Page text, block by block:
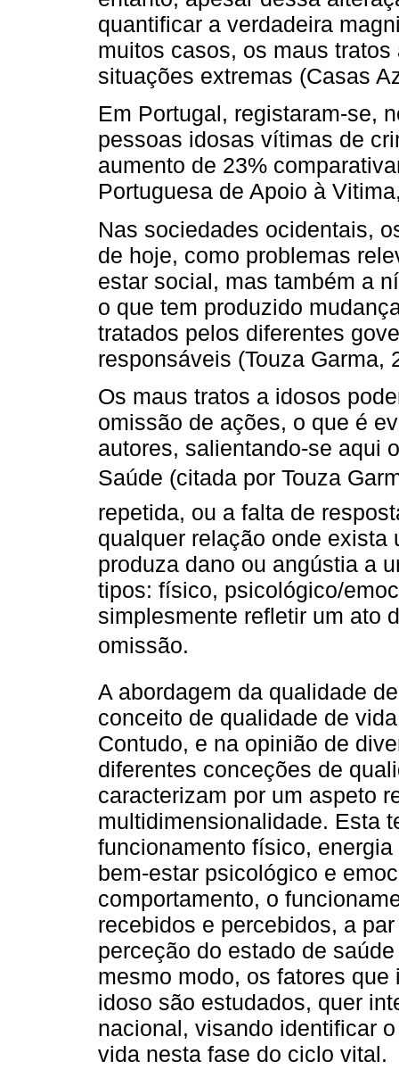
quantificar a verdadeira
muitos casos, os maus
situações extremas (Casas
Em Portugal, registaram-se,
pessoas idosas vítimas de
aumento de 23%
Portuguesa de Apoio à
Nas sociedades ocidentais,
de hoje, como problemas
estar social, mas também a
o que tem produzido
tratados pelos diferentes
responsáveis (Touza Garma,
Os maus tratos a idosos
omissão de ações, o que é
autores, salientando-se aqui
Saúde (citada por Touza
repetida, ou a falta de
qualquer relação onde
produza dano ou angústia a
tipos: físico, psicológico/
simplesmente refletir um ato
omissão.
A abordagem da qualidade
conceito de qualidade de
Contudo, e na opinião de
diferentes conceções de
caracterizam por um aspeto
multidimensionalidade. Esta
funcionamento físico,
bem-estar psicológico e
comportamento, o
recebidos e percebidos, a
perceção do estado de
mesmo modo, os fatores
idoso são estudados, quer
nacional, visando identificar
vida nesta fase do ciclo vital.